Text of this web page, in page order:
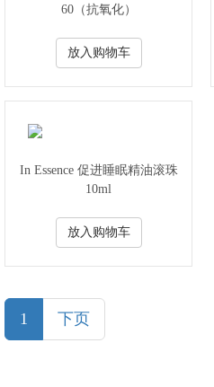
60（抗氧化）
放入购物车
In Essence 促进睡眠精油滚珠
10ml
放入购物车
1 (current)
下页